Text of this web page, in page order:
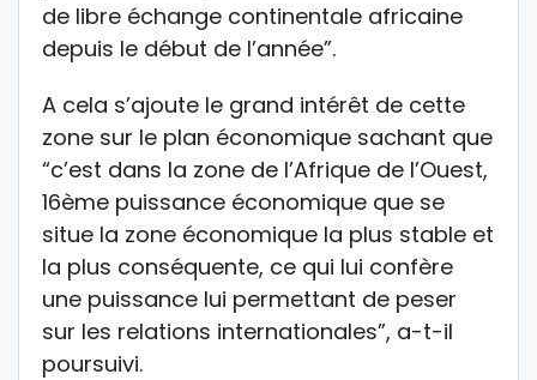
de libre échange continentale africaine
depuis le début de l’année”.
A cela s’ajoute le grand intérêt de cette
zone sur le plan économique sachant que
“c’est dans la zone de l’Afrique de l’Ouest,
16ème puissance économique que se
situe la zone économique la plus stable et
la plus conséquente, ce qui lui confère
une puissance lui permettant de peser
sur les relations internationales”, a-t-il
poursuivi.